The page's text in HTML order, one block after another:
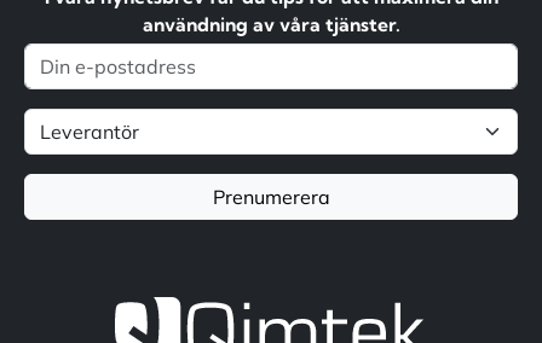
användning av våra tjänster.
Prenumerera